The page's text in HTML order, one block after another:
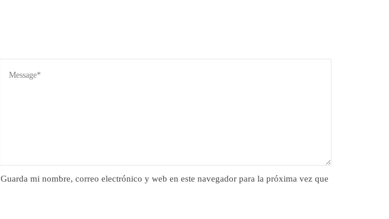
Guarda mi nombre, correo electrónico y web en este navegador para la próxima vez que